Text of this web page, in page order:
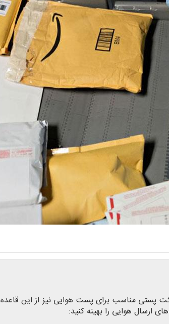
پستی مناسب برای پست هوایی نیز از این قاعده
ارسال هوایی را بهینه کنید: